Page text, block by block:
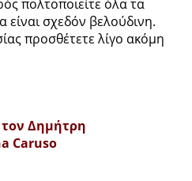
πολτοποιείτε όλα τα
είναι σχεδόν βελούδινη.
προσθέτετε λίγο ακόμη
Δημήτρη
Caruso